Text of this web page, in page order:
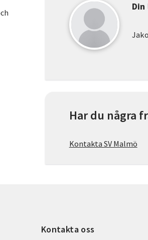
Har du några
Kontakta SV Malmö
Kontakta oss